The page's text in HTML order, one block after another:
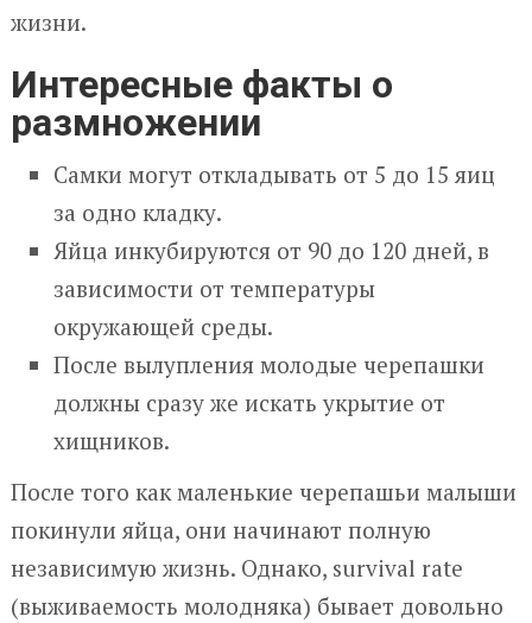
жизни.
Интересные факты о
размножении
Самки могут откладывать от 5 до 15 яиц
за одно кладку.
Яйца инкубируются от 90 до 120 дней, в
зависимости от температуры
окружающей среды.
После вылупления молодые черепашки
должны сразу же искать укрытие от
хищников.
После того как маленькие черепашьи малыши
покинули яйца, они начинают полную
независимую жизнь. Однако, survival rate
(выживаемость молодняка) бывает довольно